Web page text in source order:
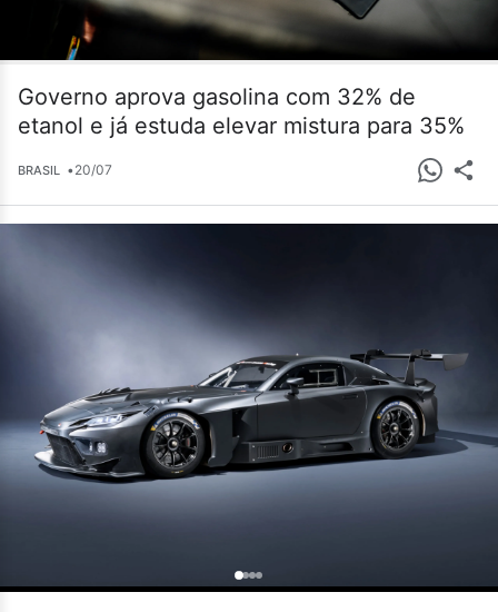
Governo aprova gasolina com 32% de
etanol e já estuda elevar mistura para 35%
BRASIL •20/07